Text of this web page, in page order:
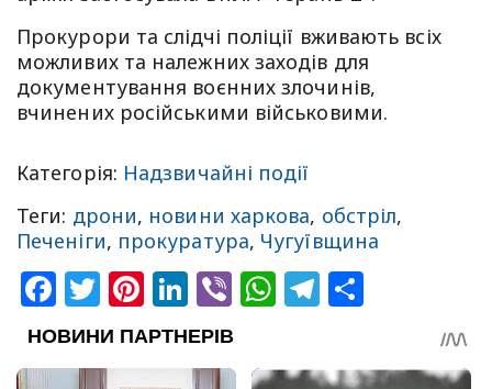
Прокурори та слідчі поліції вживають всіх
можливих та належних заходів для
документування воєнних злочинів,
вчинених російськими військовими.
Категорія: Надзвичайні події
Теги: дрони, новини харкова, обстріл,
Печеніги, прокуратура, Чугуївщина
Facebook
Twitter
Pinterest
LinkedIn
ViberWhatsApp
Telegram